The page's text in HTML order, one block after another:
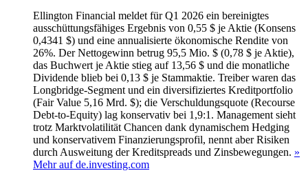
Ellington Financial meldet für Q1 2026 ein bereinigtes
ausschüttungsfähiges Ergebnis von 0,55 $ je Aktie (Konsens
0,4341 $) und eine annualisierte ökonomische Rendite von
26%. Der Nettogewinn betrug 95,5 Mio. $ (0,78 $ je Aktie),
das Buchwert je Aktie stieg auf 13,56 $ und die monatliche
Dividende blieb bei 0,13 $ je Stammaktie. Treiber waren das
Longbridge‑Segment und ein diversifiziertes Kreditportfolio
(Fair Value 5,16 Mrd. $); die Verschuldungsquote (Recourse
Debt-to-Equity) lag konservativ bei 1,9:1. Management sieht
trotz Marktvolatilität Chancen dank dynamischem Hedging
und konservativem Finanzierungsprofil, nennt aber Risiken
durch Ausweitung der Kreditspreads und Zinsbewegungen. »
Mehr auf de.investing.com